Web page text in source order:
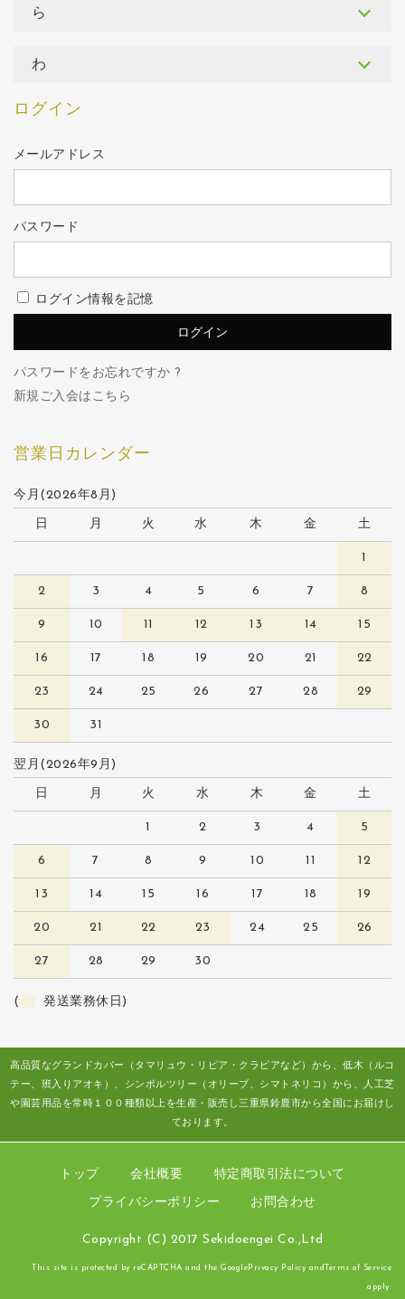
ら
わ
ログイン
メールアドレス
パスワード
ログイン情報を記憶
パスワードをお忘れですか ?
新規ご入会はこちら
営業日カレンダー
今月(2026年8月)
日 月 火 水 木 金 土
1
2 3 4 5 6 7 8
9 10 11 12 13 14 15
16 17 18 19 20 21 22
23 24 25 26 27 28 29
30 31
翌月(2026年9月)
日 月 火 水 木 金 土
1 2 3 4 5
6 7 8 9 10 11 12
13 14 15 16 17 18 19
20 21 22 23 24 25 26
27 28 29 30
( 発送業務休日)
高品質なグランドカバー（タマリュウ・リピア・クラピアなど）から、低木（ルコ
テー、班入りアオキ）、シンボルツリー（オリーブ、シマトネリコ）から、人工芝
や園芸用品を常時１００種類以上を生産・販売し三重県鈴鹿市から全国にお届けし
ております。
トップ 会社概要 特定商取引法について
プライバシーポリシー お問合わせ
Copyright (C) 2017 Sekidoengei Co.,Ltd
This site is protected by reCAPTCHA and the Google Privacy Policy and Terms of Service
apply.